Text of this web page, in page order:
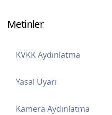
Metinler
KVKK Aydınlatma
Yasal Uyarı
Kamera Aydınlatma